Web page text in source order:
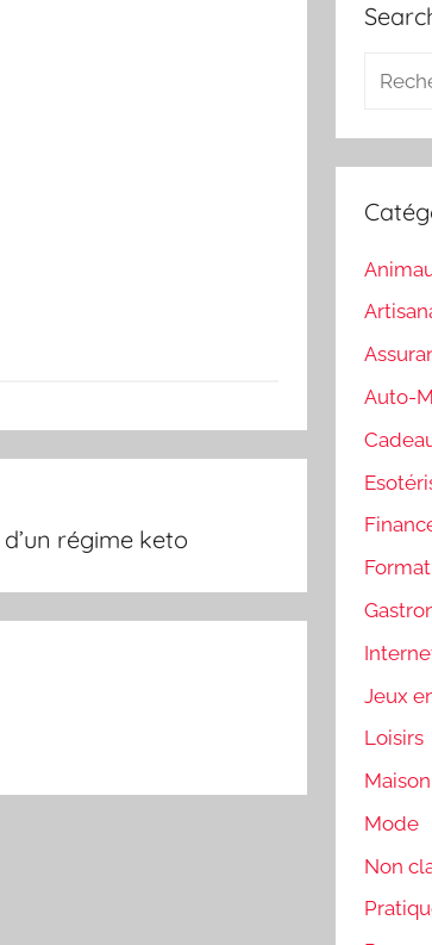
régime keto
:
Auto-
Jeux
Loisirs
Maison
Mode
Non